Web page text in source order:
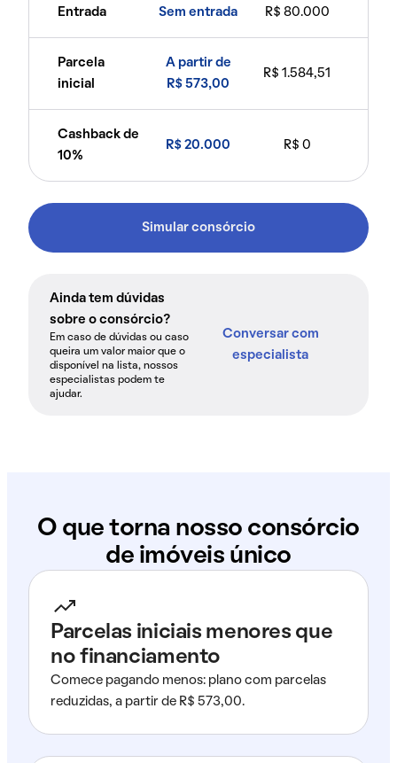
Entrada Sem entrada R$ 80.000
Parcela
inicial
A partir de
R$ 573,00
R$ 1.584,51
Cashback de
10%
R$ 20.000 R$ 0
Simular consórcio
Ainda tem dúvidas
sobre o consórcio?
Em caso de dúvidas ou caso
queira um valor maior que o
disponível na lista, nossos
especialistas podem te
ajudar.
Conversar com
especialista
O que torna nosso consórcio
de imóveis único
Parcelas iniciais menores que
no financiamento
Comece pagando menos: plano com parcelas
reduzidas, a partir de R$ 573,00.